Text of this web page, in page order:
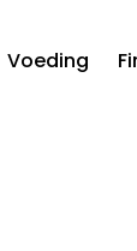
Voeding